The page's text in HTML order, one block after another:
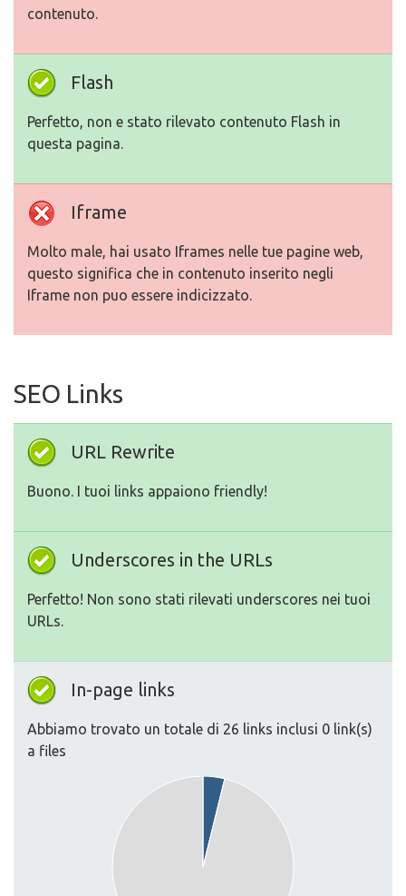
contenuto.
Flash
Perfetto, non e stato rilevato contenuto Flash in
questa pagina.
Iframe
Molto male, hai usato Iframes nelle tue pagine web,
questo significa che in contenuto inserito negli
Iframe non puo essere indicizzato.
SEO Links
URL Rewrite
Buono. I tuoi links appaiono friendly!
Underscores in the URLs
Perfetto! Non sono stati rilevati underscores nei tuoi
URLs.
In-page links
Abbiamo trovato un totale di 26 links inclusi 0 link(s)
a files